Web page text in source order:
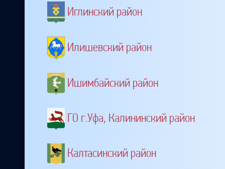
Иглинский район
Илишевский район
Ишимбайский район
ГО г.Уфа, Калининский район
Калтасинский район